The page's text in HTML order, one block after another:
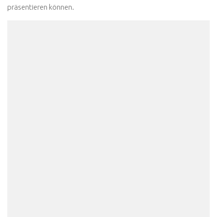
präsentieren können.